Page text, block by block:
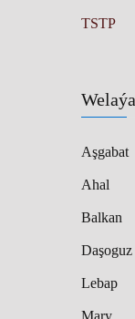
Aşgabat
Ahal
Balkan
Daşoguz
Lebap
Mary
TSTP